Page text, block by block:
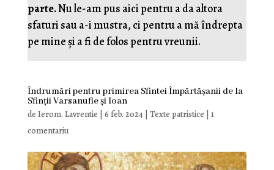
parte.Nu le-am pus aici pentru a da altora
sfaturi sau a-i mustra, ci pentru a mă îndrepta
pe mine și a fi de folos pentru vreunii.
Îndrumări pentru primirea Sfintei Împărtășanii de la
Sfinții Varsanufie și Ioan
de Ierom. Lavrentie 6 feb. 2024| Texte patristice
1
comentariu